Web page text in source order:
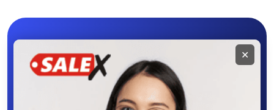
Мобильное
приложение
✕